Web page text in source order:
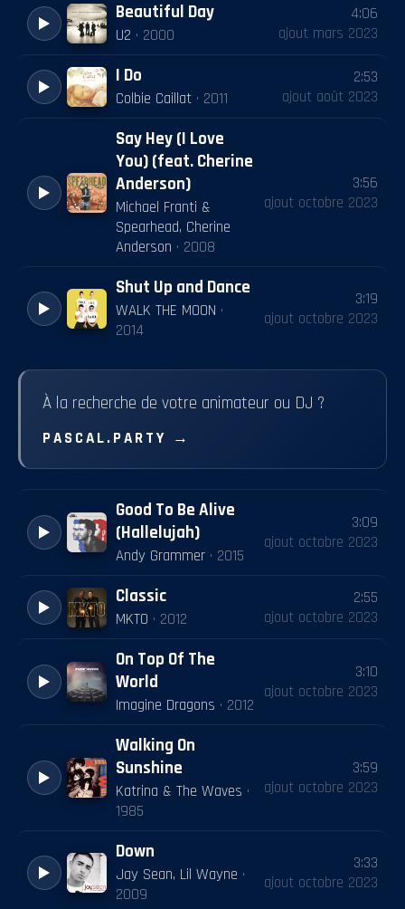
Beautiful Day
U2 · 2000
4:06
ajout mars 2023
I Do
Colbie Caillat · 2011
2:53
ajout août 2023
Say Hey (I Love
You) (feat. Cherine
Anderson)
Michael Franti &
Spearhead, Cherine
Anderson · 2008
3:56
ajout octobre 2023
Shut Up and Dance
WALK THE MOON ·
2014
3:19
ajout octobre 2023
À la recherche de votre animateur ou DJ ?
PASCAL.PARTY →
Good To Be Alive
(Hallelujah)
Andy Grammer · 2015
3:09
ajout octobre 2023
Classic
MKTO · 2012
2:55
ajout octobre 2023
On Top Of The
World
Imagine Dragons · 2012
3:10
ajout octobre 2023
Walking On
Sunshine
Katrina & The Waves ·
1985
3:59
ajout octobre 2023
Down
Jay Sean, Lil Wayne ·
2009
3:33
ajout octobre 2023